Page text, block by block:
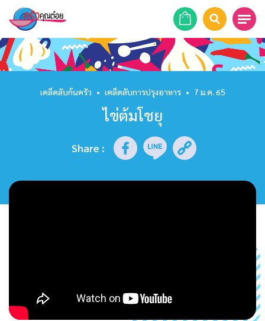
หน้าแรก
สูตรอาหาร
รายการย้อนหลัง
เคล็ดลับก้นครัว • เคล็ดลับการปรุงอาหาร • 7 ม.ค. 65
ไข่ต้มโชยุ
Share :